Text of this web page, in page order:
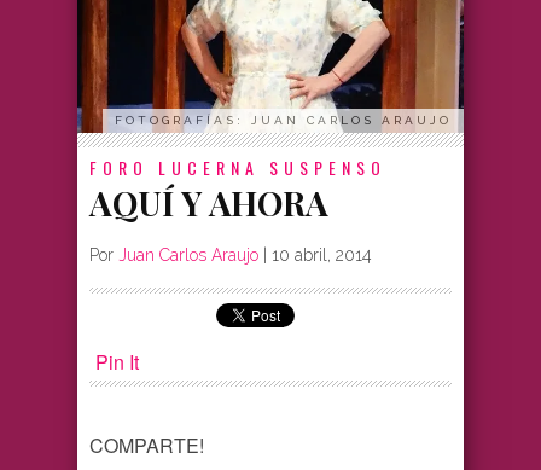
FOTOGRAFÍAS: JUAN CARLOS ARAUJO
FORO LUCERNA SUSPENSO
AQUÍ Y AHORA
Por Juan Carlos Araujo 10 abril, 2014
Pin It
COMPARTE!